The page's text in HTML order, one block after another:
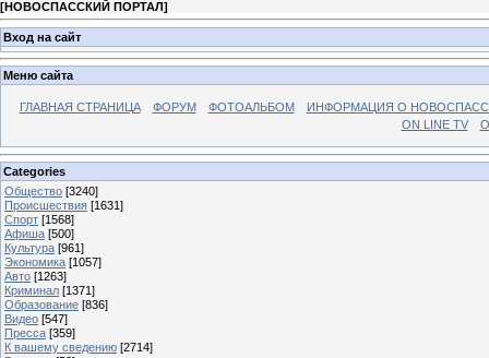
[НОВОСПАССКИЙ ПОРТАЛ]
Вход на сайт
Меню сайта
ГЛАВНАЯ СТРАНИЦА ФОРУМ ФОТОАЛЬБОМ
ИНФОРМАЦИЯ О
ON LINE TV
Categories
Общество [3240]
Происшествия [1631]
Спорт [1568]
Афиша [500]
Культура [961]
Экономика [1057]
Авто [1263]
Криминал [1371]
Образование [836]
Видео [547]
Пресса [359]
К вашему сведению [2714]